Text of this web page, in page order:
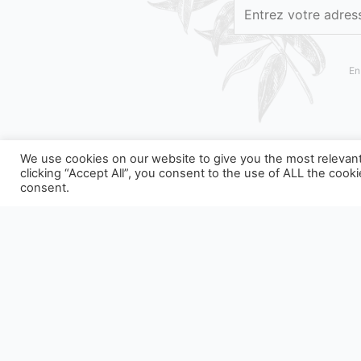
We use cookies on our website to give you the most
clicking “Accept All”, you consent to the use of ALL the
consent.